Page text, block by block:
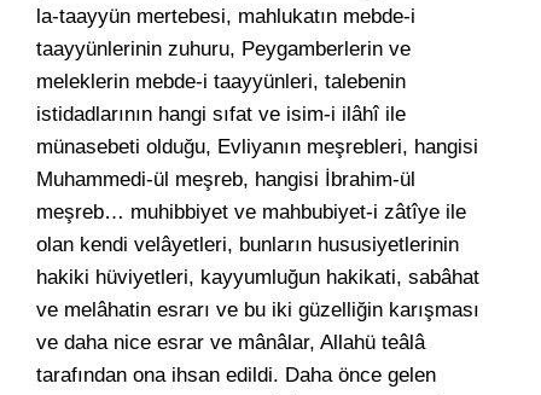
la-taayyün mertebesi, mahlukatın mebde-i
taayyünlerinin zuhuru, Peygamberlerin ve
meleklerin mebde-i taayyünleri, talebenin
istidadlarının hangi sıfat ve isim-i ilâhî ile
münasebeti olduğu, Evliyanın meşrebleri, hangisi
Muhammedi-ül meşreb, hangisi İbrahim-ül
meşreb… muhibbiyet ve mahbubiyet-i zâtîye ile
olan kendi velâyetleri, bunların hususiyetlerinin
hakiki hüviyetleri, kayyumluğun hakikati, sabâhat
ve melâhatin esrarı ve bu iki güzelliğin karışması
ve daha nice esrar ve mânâlar, Allahü teâlâ
tarafından ona ihsan edildi. Daha önce gelen